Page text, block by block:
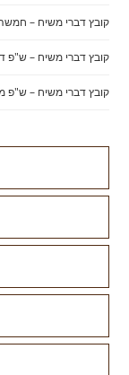
קובץ דברי משיח –
קובץ דברי משיח – ש"פ
קובץ דברי משיח –